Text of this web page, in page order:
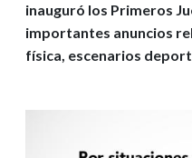
inauguró los Primeros
importantes anuncios
física, escenarios